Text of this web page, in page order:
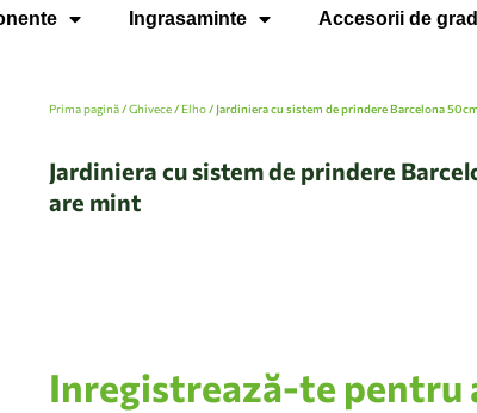
Ingrasaminte Accesorii de
Prima pagină/Ghivece/ Elho/ Jardiniera cu sistem de prindere Barcelona
Jardiniera cu sistem de prindere
are mint
Inregistrează-te pentru